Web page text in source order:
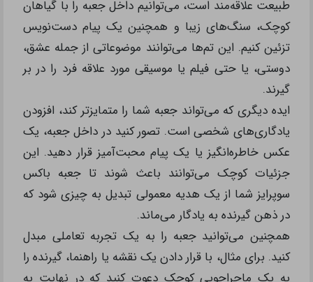
طبیعت علاقه‌مند است، می‌توانیم داخل جعبه را با گیاهان
کوچک، سنگ‌های زیبا و همچنین یک پیام دست‌نویس
تزئین کنیم. این تم‌ها می‌توانند موضوعاتی از جمله عشق،
دوستی، یا حتی فیلم یا موسیقی مورد علاقه فرد را در بر
گیرند.
ایده دیگری که می‌تواند جعبه شما را متمایزتر کند، افزودن
یادگاری‌های شخصی است. تصور کنید در داخل جعبه، یک
عکس خاطره‌انگیز یا یک پیام محبت‌آمیز قرار دهید. این
جزئیات کوچک می‌توانند باعث شوند تا جعبه باکس
سوپرایز شما از یک هدیه معمولی تبدیل به چیزی شود که
در ذهن گیرنده به یادگار می‌ماند.
همچنین می‌توانید جعبه را به یک تجربه تعاملی مبدل
کنید. برای مثال، با قرار دادن یک نقشه یا راهنما، گیرنده را
به یک ماجراجویی کوچک دعوت کنید که در نهایت به